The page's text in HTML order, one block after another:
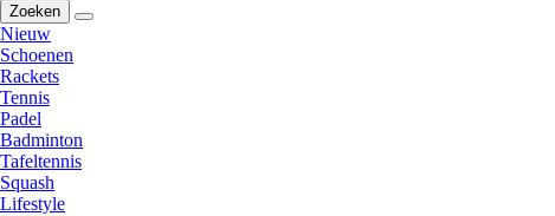
Zoeken
Nieuw
Schoenen
Rackets
Tennis
Padel
Badminton
Tafeltennis
Squash
Lifestyle